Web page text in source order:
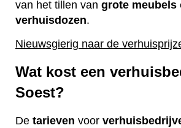
van het tillen van grote meubels
verhuisdozen.
Nieuwsgierig naar de
Wat kost een
Soest?
De tarieven voor